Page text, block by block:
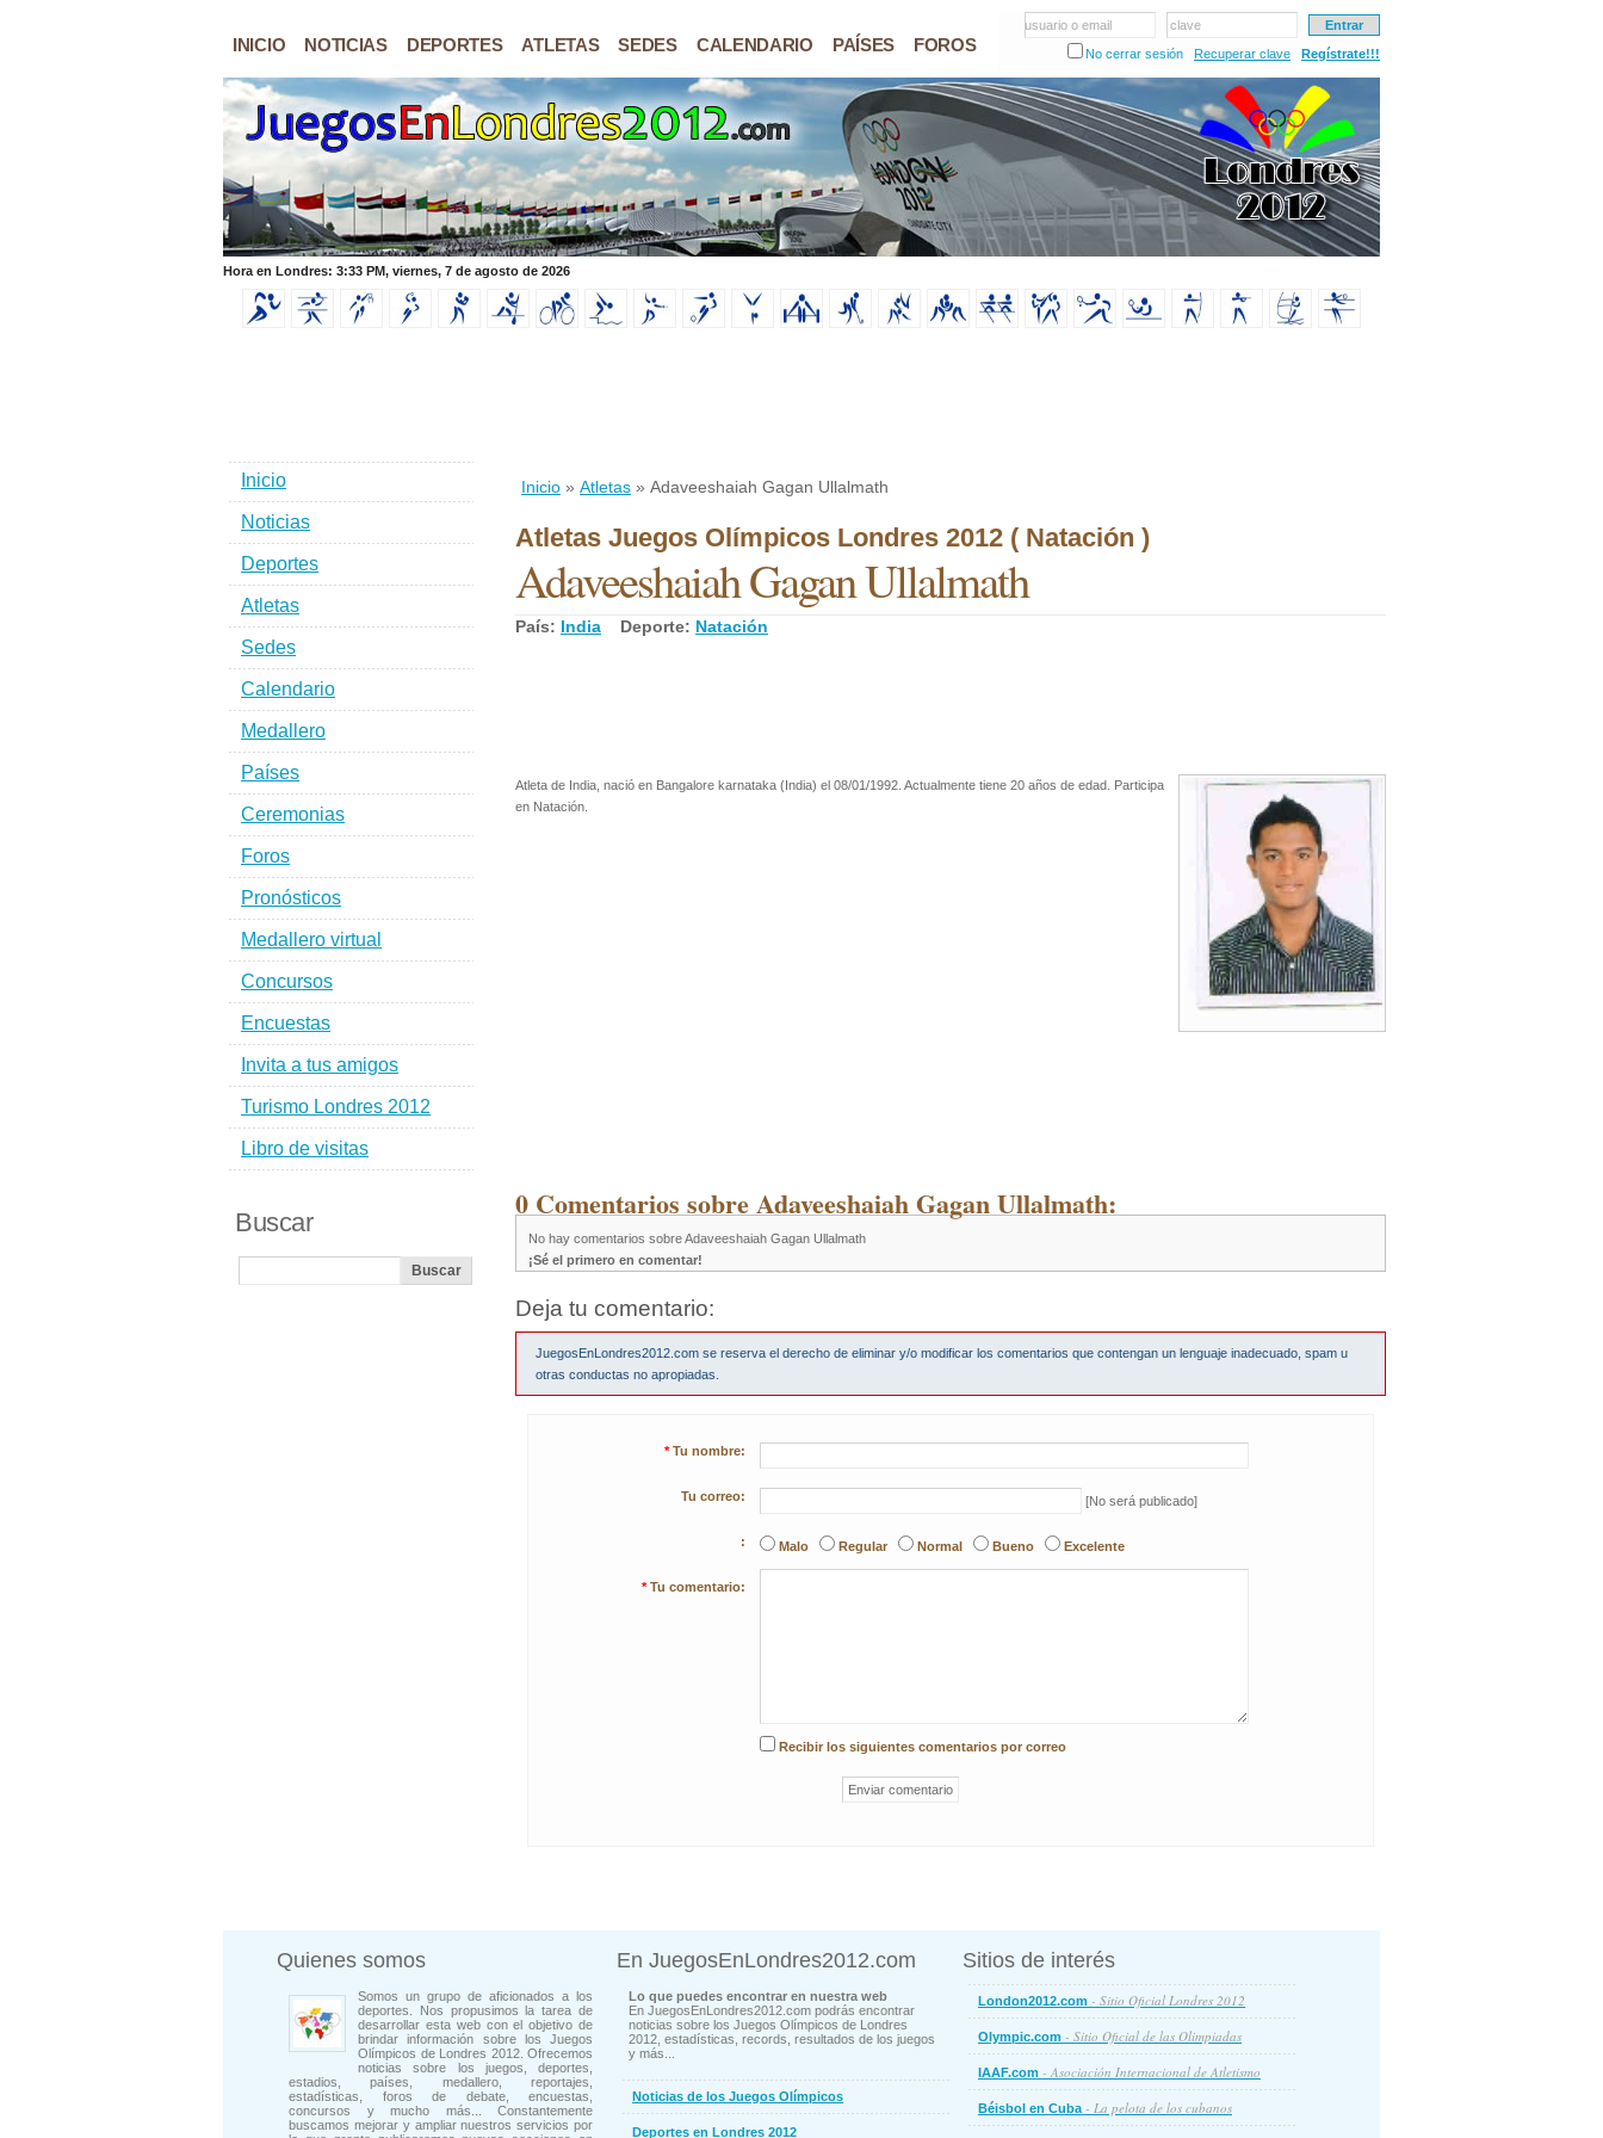
INICIO NOTICIAS DEPORTES ATLETAS SEDES CALENDARIO PAÍSES FOROS
usuario o email
clave
No cerrar sesión
Recuperar clave Regístrate!!!
Hora en Londres: 3:33 PM, viernes, 7 de agosto de 2026
Inicio » Atletas » Adaveeshaiah Gagan Ullalmath
Atletas Juegos Olímpicos Londres 2012 ( Natación )
Adaveeshaiah Gagan Ullalmath
País: India Deporte: Natación
Atleta de India, nació en Bangalore karnataka (India) el 08/01/1992. Actualmente tiene 20 años de edad. Participa
en Natación.
0 Comentarios sobre Adaveeshaiah Gagan Ullalmath:
No hay comentarios sobre Adaveeshaiah Gagan Ullalmath
¡Sé el primero en comentar!
Deja tu comentario:
JuegosEnLondres2012.com se reserva el derecho de eliminar y/o modificar los comentarios que contengan un lenguaje inadecuado, spam u
otras conductas no apropiadas.
* Tu nombre:
Tu correo: [No será publicado]
: Malo Regular Normal Bueno Excelente
* Tu comentario:
Recibir los siguientes comentarios por correo
Inicio
Noticias
Deportes
Atletas
Sedes
Calendario
Medallero
Países
Ceremonias
Foros
Pronósticos
Medallero virtual
Concursos
Encuestas
Invita a tus amigos
Turismo Londres 2012
Libro de visitas
Buscar
Quienes somos
Somos un grupo de aficionados a los
deportes. Nos propusimos la tarea de
desarrollar esta web con el objetivo de
brindar información sobre los Juegos
Olímpicos de Londres 2012. Ofrecemos
noticias sobre los juegos, deportes,
estadios, países, medallero, reportajes,
estadísticas, foros de debate, encuestas,
concursos y mucho más... Constantemente
buscamos mejorar y ampliar nuestros servicios por
En JuegosEnLondres2012.com
Lo que puedes encontrar en nuestra web
En JuegosEnLondres2012.com podrás encontrar
noticias sobre los Juegos Olímpicos de Londres
2012, estadísticas, records, resultados de los juegos
y más...
Noticias de los Juegos Olímpicos
Deportes en Londres 2012
Sitios de interés
London2012.com - Sitio Oficial Londres 2012
Olympic.com - Sitio Oficial de las Olimpiadas
IAAF.com - Asociación Internacional de Atletismo
Béisbol en Cuba- La pelota de los cubanos